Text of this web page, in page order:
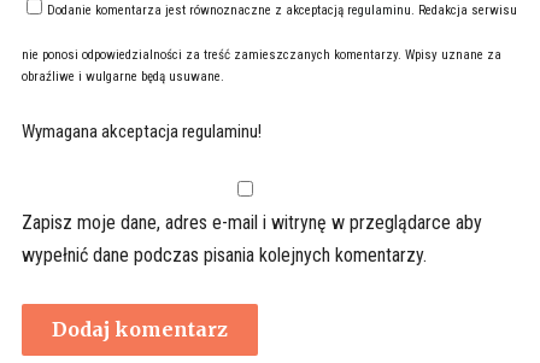
Dodanie komentarza jest równoznaczne z akceptacją regulaminu. Redakcja serwisu
nie ponosi odpowiedzialności za treść zamieszczanych komentarzy. Wpisy uznane za
obraźliwe i wulgarne będą usuwane.
Wymagana akceptacja regulaminu!
Zapisz moje dane, adres e-mail i witrynę w przeglądarce aby
wypełnić dane podczas pisania kolejnych komentarzy.